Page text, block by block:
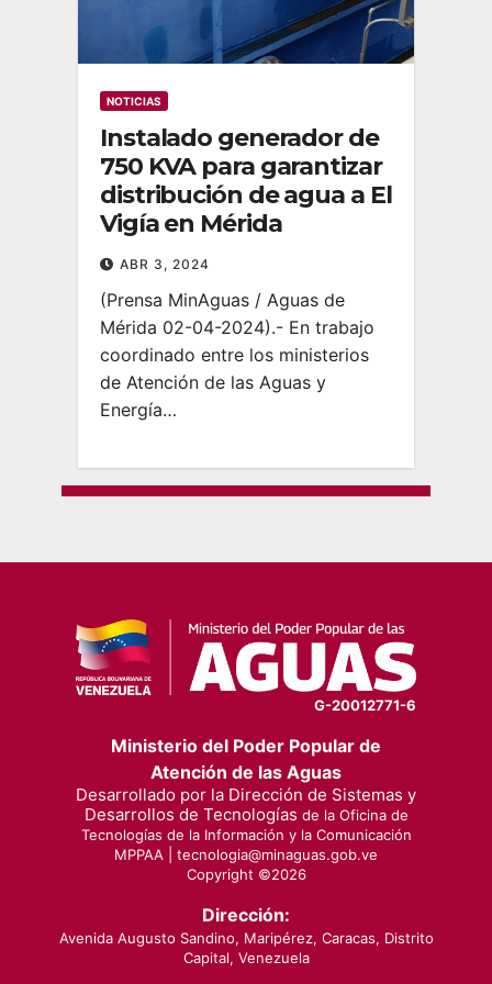
NOTICIAS
Instalado generador de
750 KVA para garantizar
distribución de agua a El
Vigía en Mérida
ABR 3, 2024
(Prensa MinAguas / Aguas de
Mérida 02-04-2024).- En trabajo
coordinado entre los ministerios
de Atención de las Aguas y
Energía…
G-20012771-6
Ministerio del Poder Popular de
Atención de las Aguas
Desarrollado por la Dirección de Sistemas y
Desarrollos de Tecnologías de la Oficina de
Tecnologías de la Información y la Comunicación
MPPAA | tecnologia@minaguas.gob.ve
Copyright ©2026
Dirección:
Avenida Augusto Sandino, Maripérez, Caracas, Distrito
Capital, Venezuela